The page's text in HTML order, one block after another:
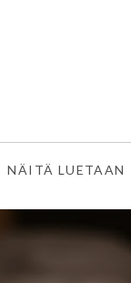
NÄITÄ LUETAAN